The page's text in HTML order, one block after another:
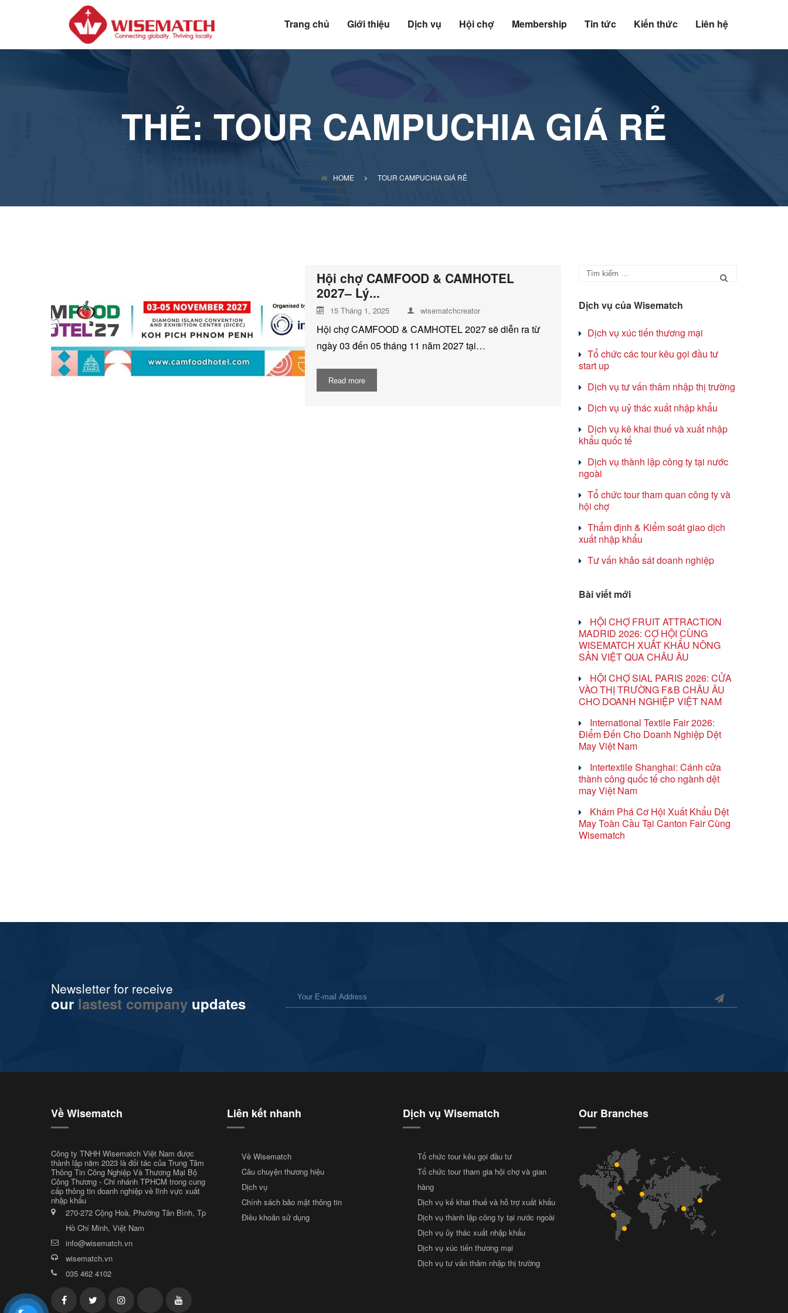
Trang chủ Giới thiệu Dịch vụ Hội chợ Membership Tin tức Kiến thức Liên hệ
THẺ: TOUR CAMPUCHIA GIÁ RẺ
HOME TOUR CAMPUCHIA GIÁ RẺ
Hội chợ CAMFOOD & CAMHOTEL
2027– Lý...
15 Tháng 1, 2025 wisematchcreator
Hội chợ CAMFOOD & CAMHOTEL 2027 sẽ diễn ra từ
ngày 03 đến 05 tháng 11 năm 2027 tại…
Read more
Dịch vụ của Wisematch
Dịch vụ xúc tiến thương mại
Tổ chức các tour kêu gọi đầu tư
start up
Dịch vụ tư vấn thâm nhập thị trường
Dịch vụ uỷ thác xuất nhập khẩu
Dịch vụ kê khai thuế và xuất nhập
khẩu quốc tế
Dịch vụ thành lập công ty tại nước
ngoài
Tổ chức tour tham quan công ty và
hội chợ
Thẩm định & Kiểm soát giao dịch
xuất nhập khẩu
Tư vấn khảo sát doanh nghiệp
Bài viết mới
HỘI CHỢ FRUIT ATTRACTION
MADRID 2026: CƠ HỘI CÙNG
WISEMATCH XUẤT KHẨU NÔNG
SẢN VIỆT QUA CHÂU ÂU
HỘI CHỢ SIAL PARIS 2026: CỬA
VÀO THỊ TRƯỜNG F&B CHÂU ÂU
CHO DOANH NGHIỆP VIỆT NAM
International Textile Fair 2026:
Điểm Đến Cho Doanh Nghiệp Dệt
May Việt Nam
Intertextile Shanghai: Cánh cửa
thành công quốc tế cho ngành dệt
may Việt Nam
Khám Phá Cơ Hội Xuất Khẩu Dệt
May Toàn Cầu Tại Canton Fair Cùng
Wisematch
Newsletter for receive
our lastest company updates
Về Wisematch
Công ty TNHH Wisematch Việt Nam được
thành lập năm 2023 là đối tác của Trung Tâm
Thông Tin Công Nghiệp Và Thương Mại Bộ
Công Thương - Chi nhánh TPHCM trong cung
cấp thông tin doanh nghiệp về lĩnh vực xuất
nhập khẩu
270-272 Cộng Hoà, Phường Tân Bình, Tp
Hồ Chí Minh, Việt Nam
info@wisematch.vn
wisematch.vn
035 462 4102
Liên kết nhanh
Về Wisematch
Câu chuyện thương hiệu
Dịch vụ
Chính sách bảo mật thông tin
Điều khoản sử dụng
Dịch vụ Wisematch
Tổ chức tour kêu gọi đầu tư
Tổ chức tour tham gia hội chợ và gian
hàng
Dịch vụ kế khai thuế và hỗ trợ xuất khẩu
Dịch vụ thành lập công ty tại nước ngoài
Dịch vụ ủy thác xuất nhập khẩu
Dịch vụ xúc tiến thương mại
Dịch vụ tư vấn thâm nhập thị trường
Our Branches